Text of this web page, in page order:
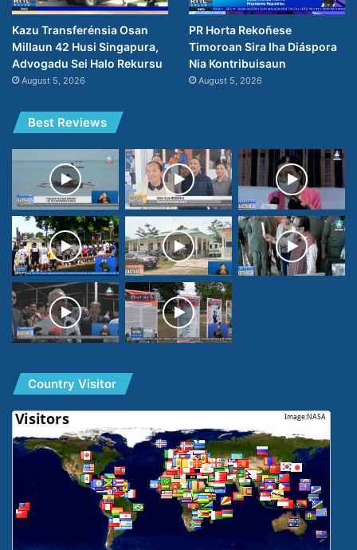
Kazu Transferénsia Osan
Millaun 42 Husi Singapura,
Advogadu Sei Halo Rekursu
August 5, 2026
PR Horta Rekoñese
Timoroan Sira Iha Diáspora
Nia Kontribuisaun
August 5, 2026
Best Reviews
Country Visitor